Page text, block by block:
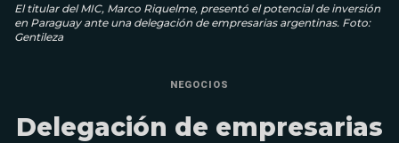
El titular del MIC, Marco Riquelme, presentó el potencial de inversión
en Paraguay ante una delegación de empresarias argentinas. Foto:
Gentileza
NEGOCIOS
Delegación de empresarias